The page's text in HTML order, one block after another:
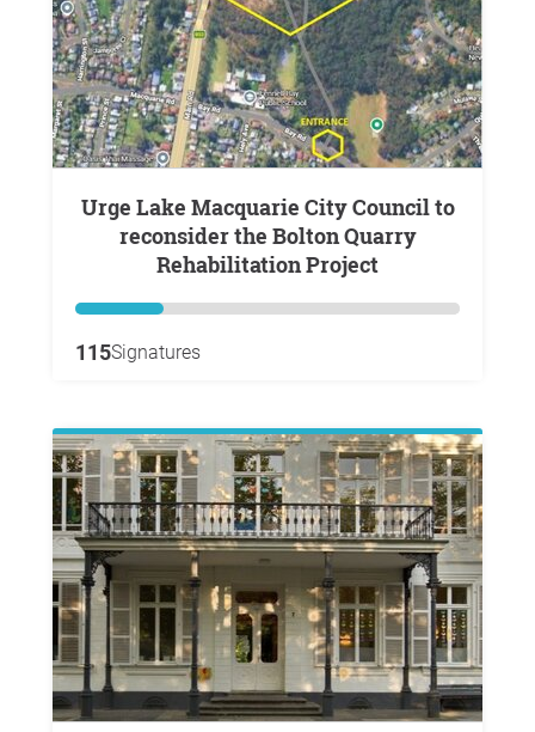
Urge Lake Macquarie City Council to
reconsider the Bolton Quarry
Rehabilitation Project
115Signatures